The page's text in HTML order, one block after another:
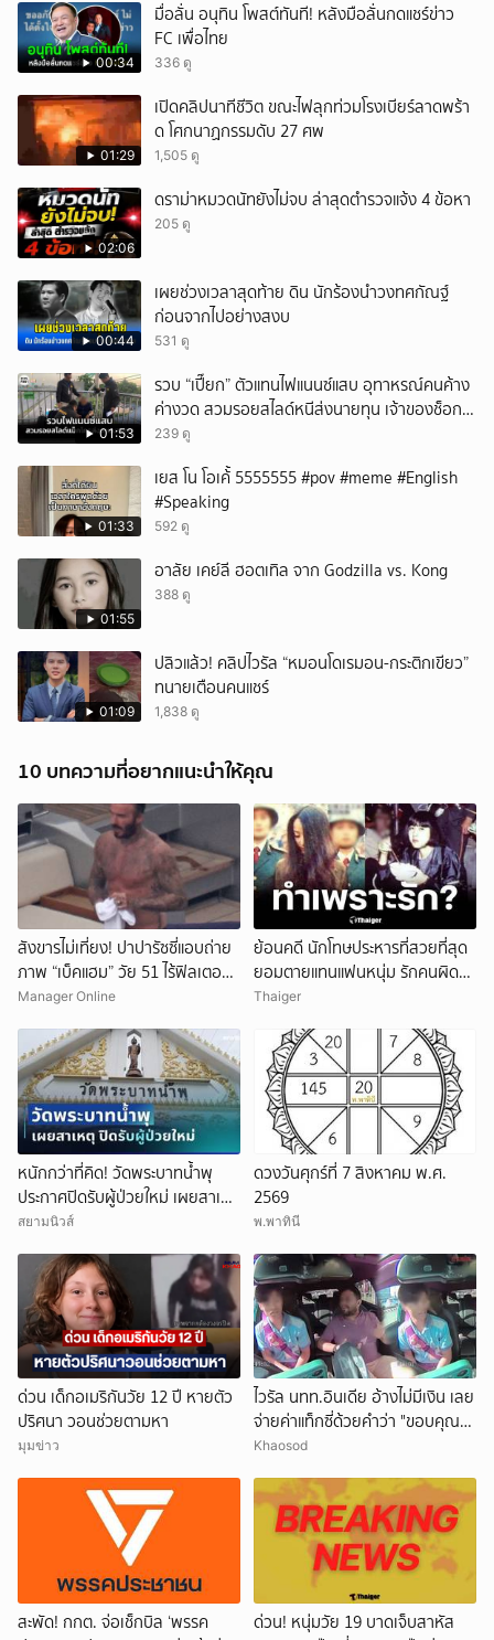
00:34
มื่อลั่น อนุทิน โพสต์ทันที! หลังมือลั่นกดแชร์ข่าว
FC เพื่อไทย
336 ดู
01:29
เปิดคลิปนาทีชีวิต ขณะไฟลุกท่วมโรงเบียร์ลาดพร้า
ด โศกนาฏกรรมดับ 27 ศพ
1,505 ดู
02:06
ดราม่าหมวดนัทยังไม่จบ ล่าสุดตำรวจแจ้ง 4 ข้อหา
205 ดู
00:44
เผยช่วงเวลาสุดท้าย ดิน นักร้องนำวงทศกัณฐ์
ก่อนจากไปอย่างสงบ
531 ดู
01:53
รวบ “เปี๊ยก” ตัวแทนไฟแนนซ์แสบ อุทาหรณ์คนค้าง
ค่างวด สวมรอยสไลด์หนีส่งนายทุน เจ้าของช็อก
หนี้ยังอยู่ - รถปลิว เสียหายกว่า 600,000 บาท
239 ดู
01:33
เยส โน โอเค้้้้ 5555555 #pov #meme #English
#Speaking
592 ดู
01:55
อาลัย เคย์ลี ฮอตเทิล จาก Godzilla vs. Kong
388 ดู
01:09
ปลิวแล้ว! คลิปไวรัล “หมอนโดเรมอน-กระติกเขียว”
ทนายเตือนคนแชร์
1,838 ดู
10 บทความที่อยากแนะนำให้คุณ
สังขารไม่เที่ยง! ปาปารัซซี่แอบถ่าย
ภาพ “เบ็คแฮม” วัย 51 ไร้ฟิลเตอร์
เผยให้เห็นผมบาง-ศีรษะล้าน
Manager Online
ย้อนคดี นักโทษประหารที่สวยที่สุด
ยอมตายแทนแฟนหนุ่ม รักคนผิด
ชีวิตดิ่งเหว
Thaiger
หนักกว่าที่คิด! วัดพระบาทน้ำพุ
ประกาศปิดรับผู้ป่วยใหม่ เผยสาเหตุ
สุดสะเทือนใจ
สยามนิวส์
ดวงวันศุกร์ที่ 7 สิงหาคม พ.ศ.
2569
พ.พาทินี
ด่วน เด็กอเมริกันวัย 12 ปี หายตัว
ปริศนา วอนช่วยตามหา
มุมข่าว
ไวรัล นทท.อินเดีย อ้างไม่มีเงิน เลย
จ่ายค่าแท็กซี่ด้วยคำว่า "ขอบคุณ"
คนขับอึ้ง แห่วิจารณ์
Khaosod
สะพัด! กกต. จ่อเช็กบิล ‘พรรค
ด่วน! หนุ่มวัย 19 บาดเจ็บสาหัส